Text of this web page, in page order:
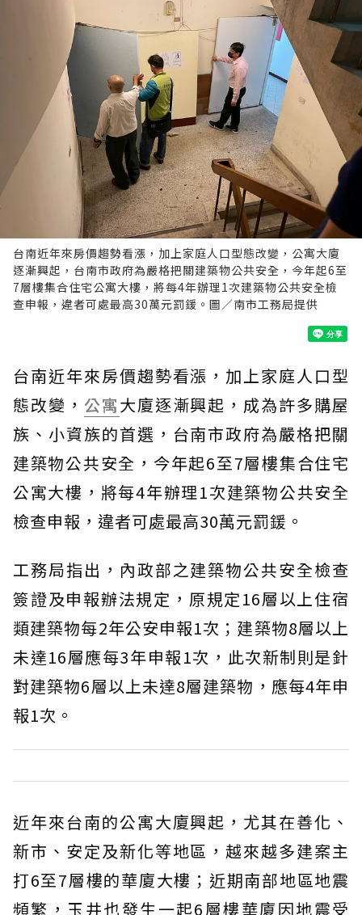
台南近年來房價趨勢看漲，加上家庭人口型態改變，公寓大廈
逐漸興起，台南市政府為嚴格把關建築物公共安全，今年起6至
7層樓集合住宅公寓大樓，將每4年辦理1次建築物公共安全檢
查申報，違者可處最高30萬元罰鍰。圖／南市工務局提供
台南近年來房價趨勢看漲，加上家庭人口型
態改變， 公寓大廈逐漸興起，成為許多購屋
族、小資族的首選，台南市政府為嚴格把關
建築物公共安全，今年起6至7層樓集合住宅
公寓大樓，將每4年辦理1次建築物公共安全
檢查申報，違者可處最高30萬元罰鍰。
工務局指出，內政部之建築物公共安全檢查
簽證及申報辦法規定，原規定16層以上住宿
類建築物每2年公安申報1次；建築物8層以上
未達16層應每3年申報1次，此次新制則是針
對建築物6層以上未達8層建築物，應每4年申
報1次。
近年來台南的公寓大廈興起，尤其在善化、
新市、安定及新化等地區，越來越多建案主
打6至7層樓的華廈大樓；近期南部地區地震
頻繁，玉井也發生一起6層樓華廈因地震受